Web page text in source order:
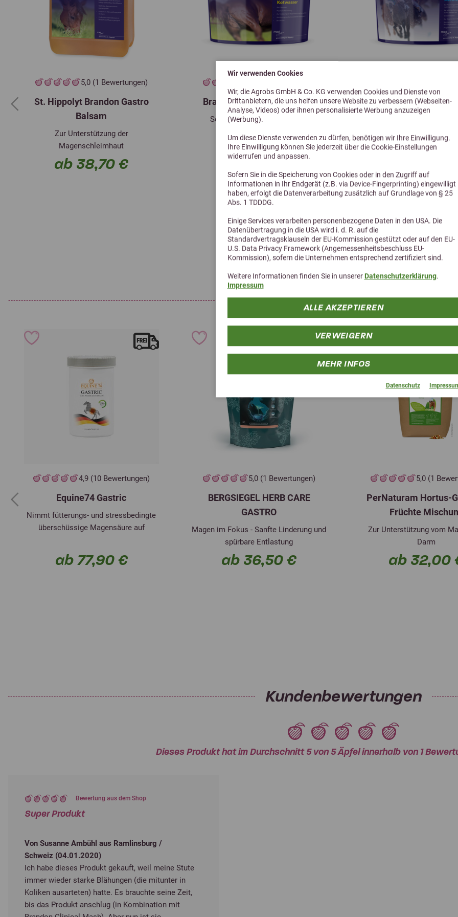
Wir verwenden Cookies
Wir, die Agrobs GmbH & Co. KG verwenden Cookies und Dienste von
Drittanbietern, die uns helfen unsere Website zu verbessern (Webseiten-
Analyse, Videos) oder ihnen personalisierte Werbung anzuzeigen
(Werbung).
Um diese Dienste verwenden zu dürfen, benötigen wir Ihre Einwilligung.
Ihre Einwilligung können Sie jederzeit über die Cookie-Einstellungen
widerrufen und anpassen.
Sofern Sie in die Speicherung von Cookies oder in den Zugriff auf
Informationen in Ihr Endgerät (z.B. via Device-Fingerprinting) eingewilligt
haben, erfolgt die Datenverarbeitung zusätzlich auf Grundlage von § 25
Abs. 1 TDDDG.
Einige Services verarbeiten personenbezogene Daten in den USA. Die
Datenübertragung in die USA wird i. d. R. auf die
Standardvertragsklauseln der EU-Kommission gestützt oder auf den EU-
U.S. Data Privacy Framework (Angemessenheitsbeschluss EU-
Kommission), sofern die Unternehmen entsprechend zertifiziert sind.
Weitere Informationen finden Sie in unserer Datenschutzerklärung.
Impressum
ALLE AKZEPTIEREN
VERWEIGERN
MEHR INFOS
Datenschutz
Zink als Glycin-Zinkchelat-
Mangan als Glycin-
3b413
Technologische Zusatzstoffe:
Klinoptilolith sedimentären
5,0 (1 Bewertungen)
St. Hippolyt Brandon Gastro
Balsam
Zur Unterstützung der
Magenschleimhaut
ab 38,70 €
Brandon plus medigest 3kg
Schnelle Hilfe bei Kotwasser
41,00 €
Brandon plus
Previous
Alternative Produkte
4,9 (10 Bewertungen)
Equine74 Gastric
Nimmt fütterungs- und stressbedingte
überschüssige Magensäure auf
ab 77,90 €
5,0 (1 Bewertungen)
BERGSIEGEL HERB CARE
GASTRO
Magen im Fokus - Sanfte Linderung und
spürbare Entlastung
ab 36,50 €
5,0 (1
PerNaturam Hortus-
Früchte
Zur Unterstützung vom
Darm
ab 32,00
Previous
Kundenbewertungen
Dieses Produkt hat im Durchschnitt 5 von 5 Äpfel innerhalb von 1
Bewertung aus dem Shop
Super Produkt
Von Susanne Ambühl aus Ramlinsburg /
Schweiz (04.01.2020)
Ich habe dieses Produkt gekauft, weil meine Stute
immer wieder starke Blähungen (die mitunter in
Koliken ausarteten) hatte. Es brauchte seine Zeit,
bis das Produkt anschlug (in Kombination mit